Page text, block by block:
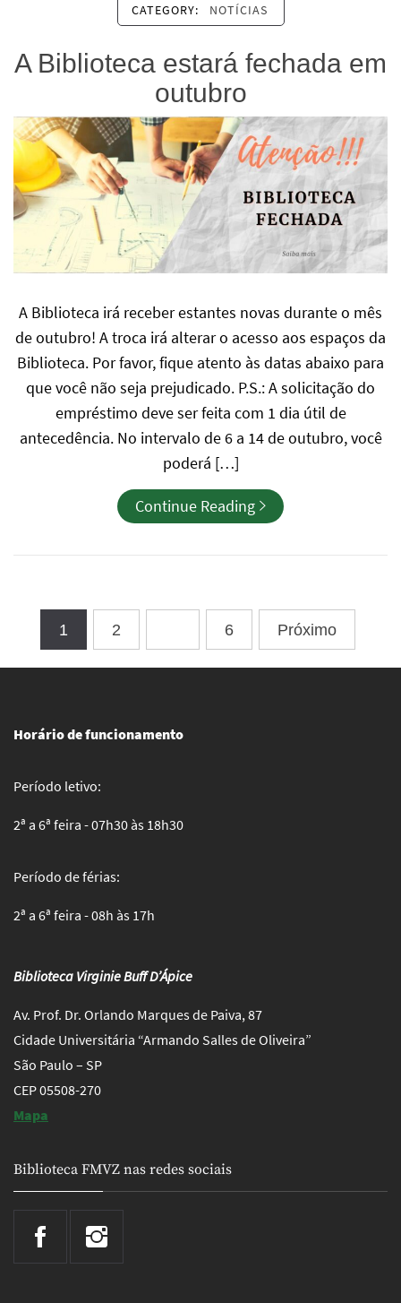
CATEGORY: NOTÍCIAS
A Biblioteca estará fechada em
outubro
A Biblioteca irá receber estantes novas durante o mês
de outubro! A troca irá alterar o acesso aos espaços da
Biblioteca. Por favor, fique atento às datas abaixo para
que você não seja prejudicado. P.S.: A solicitação do
empréstimo deve ser feita com 1 dia útil de
antecedência. No intervalo de 6 a 14 de outubro, você
poderá […]
Continue Reading
1 2 6 Próximo
Horário de funcionamento
Período letivo:
2ª a 6ª feira - 07h30 às 18h30
Período de férias:
2ª a 6ª feira - 08h às 17h
Biblioteca Virginie Buff D’Ápice
Av. Prof. Dr. Orlando Marques de Paiva, 87
Cidade Universitária “Armando Salles de Oliveira”
São Paulo – SP
CEP 05508-270
Mapa
Biblioteca FMVZ nas redes sociais